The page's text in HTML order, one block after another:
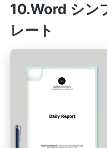
10.Word シン
レート